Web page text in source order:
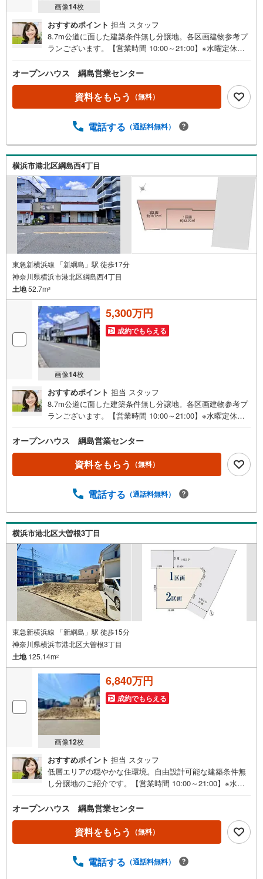
画像14枚
おすすめポイント 担当 スタッフ
8.7m公道に面した建築条件無し分譲地。各区画建物参考プ
ランございます。【営業時間 10:00～21:00】※水曜定休上
軽にご連絡ください！現地を見学される場合は「室内・現
地を見学する（無料）」ボタンよりご希望の日時をご記入
いただけますとスムーズにご案内が可能です。◎現地のご
案内について・平日や夜遅い時間帯もご案内が可能 ※定休
いたします。・車でご自宅や最寄り駅等、ご指定の場所ま
◎個別FP相談会 無料物件のご紹介だけでなく住宅ロー
ン・資金のご相談、まずは家探しについて話を聞きたいと
いう方も大歓迎です！年間8000棟以上の限定物件を発表し
ているオープンハウスだから出会える物件が多数ございま
す。ぜひお気軽にご連絡・ご相談ください！※限定物件:当
社のみ、もしくは当社を含めた数社でのみご紹介可能なオ
ープンハウス・ディベロップメントの物件
オープンハウス 綱島営業センター
資料をもらう （無料）
電話する （通話料無料）
横浜市港北区綱島西4丁目
東急新横浜線 「新綱島」駅 徒歩17分
神奈川県横浜市港北区綱島西4丁目
土地52.7m2
画像14枚
5,300万円
成約でもらえる
おすすめポイント 担当 スタッフ
8.7m公道に面した建築条件無し分譲地。各区画建物参考プ
ランございます。【営業時間 10:00～21:00】※水曜定休上
軽にご連絡ください！現地を見学される場合は「室内・現
地を見学する（無料）」ボタンよりご希望の日時をご記入
いただけますとスムーズにご案内が可能です。◎現地のご
案内について・平日や夜遅い時間帯もご案内が可能 ※定休
いたします。・車でご自宅や最寄り駅等、ご指定の場所ま
◎個別FP相談会 無料物件のご紹介だけでなく住宅ロー
ン・資金のご相談、まずは家探しについて話を聞きたいと
いう方も大歓迎です！年間8000棟以上の限定物件を発表し
ているオープンハウスだから出会える物件が多数ございま
す。ぜひお気軽にご連絡・ご相談ください！※限定物件:当
社のみ、もしくは当社を含めた数社でのみご紹介可能なオ
ープンハウス・ディベロップメントの物件
オープンハウス 綱島営業センター
資料をもらう （無料）
電話する （通話料無料）
横浜市港北区大曽根3丁目
東急新横浜線 「新綱島」駅 徒歩15分
神奈川県横浜市港北区大曽根3丁目
土地125.14m2
画像12枚
6,840万円
成約でもらえる
おすすめポイント 担当 スタッフ
低層エリアの穏やかな住環境。自由設計可能な建築条件無
し分譲地のご紹介です。【営業時間 10:00～21:00】※水曜
ひお気軽にご連絡ください！現地を見学される場合は「室
内・現地を見学する（無料）」ボタンよりご希望の日時を
ご記入いただけますとスムーズにご案内が可能です。◎現
地のご案内について・平日や夜遅い時間帯もご案内が可
にご説明いたします。・車でご自宅や最寄り駅等、ご指定
オープンハウス 綱島営業センター
資料をもらう （無料）
電話する （通話料無料）